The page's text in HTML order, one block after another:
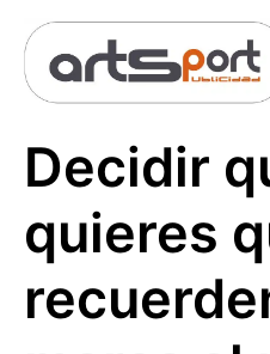
Decidir
quieres